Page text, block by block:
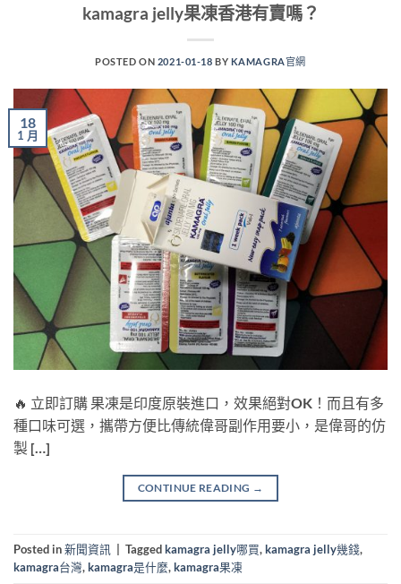
kamagra jelly果凍香港有賣嗎？
POSTED ON 2021-01-18 BY KAMAGRA官網
18
1 月
🔥 立即訂購 果凍是印度原裝進口，效果絕對OK！而且有多
種口味可選，攜帶方便比傳統偉哥副作用要小，是偉哥的仿
製 […]
CONTINUE READING →
Posted in新聞資訊 Taggedkamagra jelly哪買,kamagra jelly幾錢,
kamagra台灣,kamagra是什麼,kamagra果凍